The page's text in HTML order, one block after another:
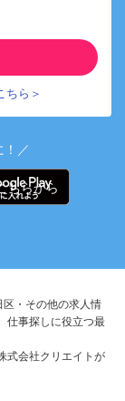
ちら＞
！／
ちらから
区・その他の求人情
仕事探しに役立つ最
式会社クリエイトが